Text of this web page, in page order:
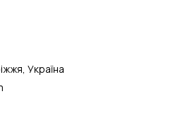
Україна